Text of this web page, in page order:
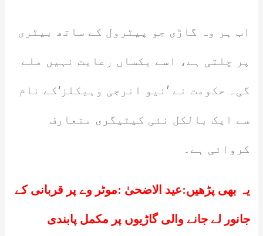
اب ہر وہ گاڑی جو پیٹرول کے ساتھ بیٹری
پر چلتی ہے، اسے یکساں رعایت نہیں ملے
گی۔ حکومت نے ’نیو انرجی وہیکلز‘کے نام
سے ایک بالکل نئی کیٹیگری متعارف
کروائی ہے۔
یہ بھی پڑھیں:عید الاضحیٰ :موٹر وے پر قربانی کے
جانور لے جانے والی گاڑیوں پر مکمل پابندی